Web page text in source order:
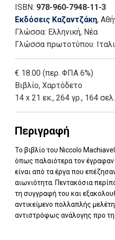
ISBN: 978-960-7948-11-3
Εκδόσεις Καζαντζάκη,
Γλώσσα: Ελληνική, Νέα
Γλώσσα πρωτοτύπου:
€ 18.00 (περ. ΦΠΑ 6%)
Βιβλίο, Χαρτόδετο
14 x 21 εκ., 264 γρ., 164 σελ.
Περιγραφή
Το βιβλίο του Niccolo
όπως παλαιότερα τον
είναι από τα έργα που
αιωνιότητα. Πεντακόσια
τη συγγραφή του και
αντικείμενο πολλαπλής
αντιστρόφως ανάλογης προ τη